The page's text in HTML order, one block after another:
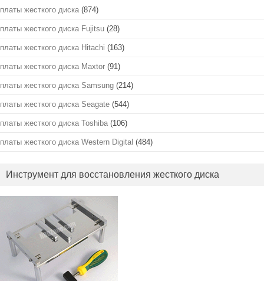
платы жесткого диска (874)
платы жесткого диска Fujitsu (28)
платы жесткого диска Hitachi (163)
платы жесткого диска Maxtor (91)
платы жесткого диска Samsung (214)
платы жесткого диска Seagate (544)
платы жесткого диска Toshiba (106)
платы жесткого диска Western Digital (484)
Инструмент для восстановления жесткого диска